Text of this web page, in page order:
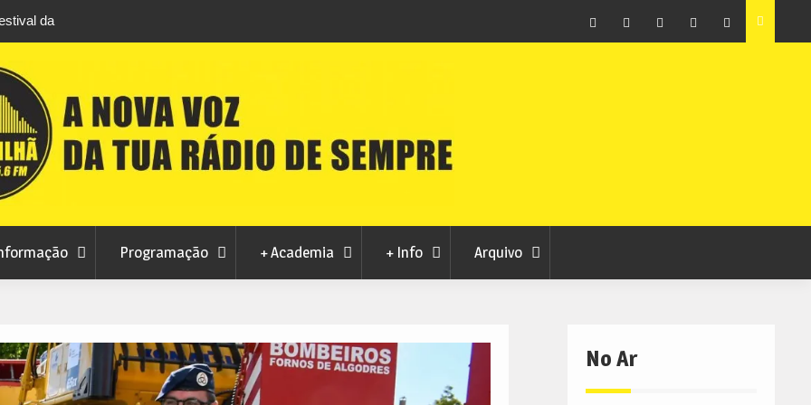
da
levou milhares de visitantes a Penamacor
Covilhã avança com a desmaterialização do Arquivo
Municipal
Programação + Academia + Info Arquivo
No Ar